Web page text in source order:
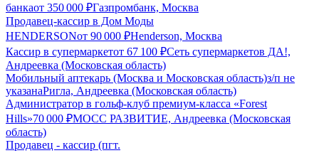
банкаот 350 000 ₽Газпромбанк, Москва
Продавец-кассир в Дом Моды
HENDERSONот 90 000 ₽Henderson, Москва
Кассир в супермаркетот 67 100 ₽Сеть супермаркетов ДА!,
Андреевка (Московская область)
Мобильный аптекарь (Москва и Московская область)з/п не
указанаРигла, Андреевка (Московская область)
Администратор в гольф-клуб премиум-класса «Forest
Hills»70 000 ₽МОСС РАЗВИТИЕ, Андреевка (Московская
область)
Продавец - кассир (пгт.